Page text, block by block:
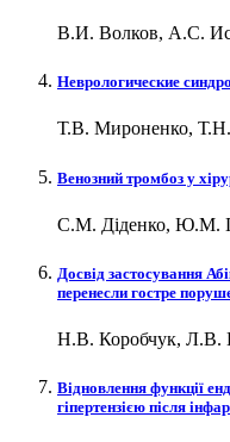
В.И. Волков, А.С.
Неврологические
Т.В. Мироненко,
Венозний тромбоз у
С.М. Діденко, Ю.М.
Досвід застосування
перенесли гостре
Н.В. Коробчук, Л.В.
Відновлення функції
гіпертензією після